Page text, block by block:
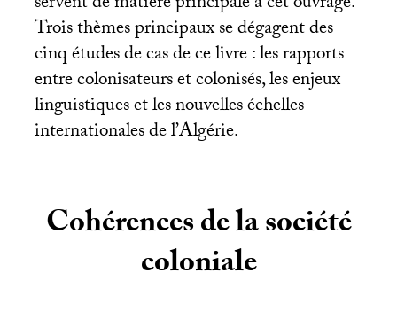
Trois thèmes principaux se dégagent des
cinq études de cas de ce livre : les rapports
entre colonisateurs et colonisés, les enjeux
linguistiques et les nouvelles échelles
internationales de l’Algérie.
Cohérences de la société
coloniale